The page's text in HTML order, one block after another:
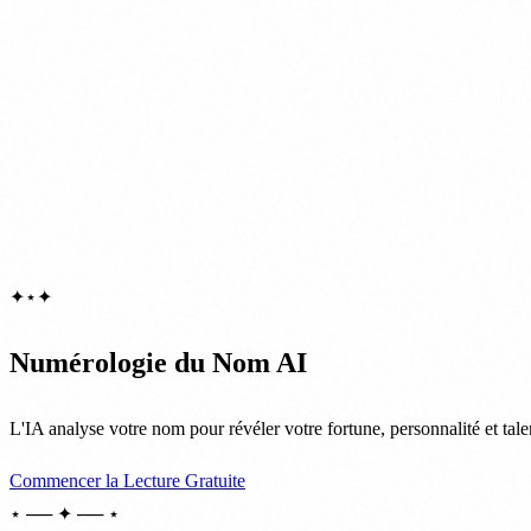
✦⋆✦
Numérologie du Nom AI
L'IA analyse votre nom pour révéler votre fortune, personnalité et
Commencer la Lecture Gratuite
⋆ ── ✦ ── ⋆